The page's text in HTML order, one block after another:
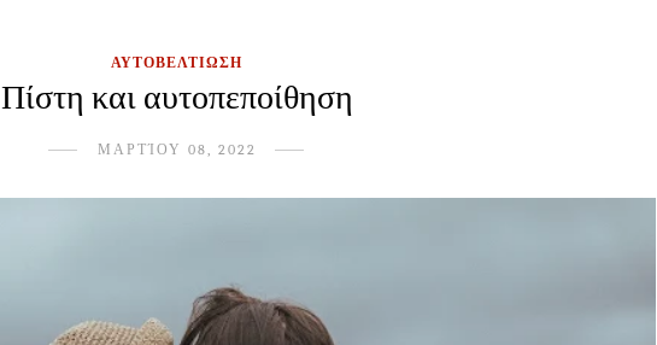
ΑΥΤΟΒΕΛΤΙΩΣΗ
Πίστη και αυτοπεποίθηση
ΜΑΡΤΊΟΥ 08, 2022